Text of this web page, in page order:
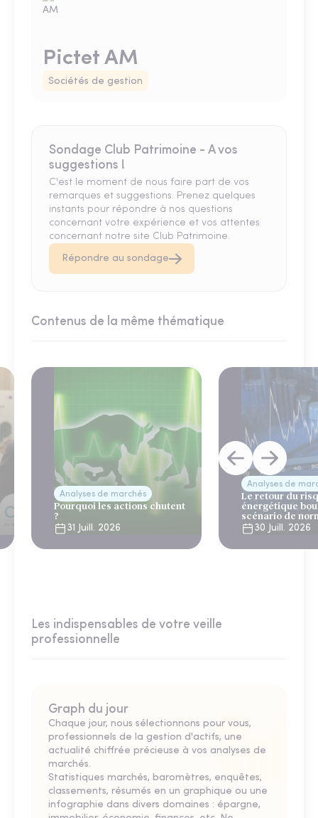
Pictet AM
Sociétés de gestion
Sondage Club Patrimoine - A vos
suggestions !
C'est le moment de nous faire part de vos
remarques et suggestions. Prenez quelques
instants pour répondre à nos questions
concernant votre expérience et vos attentes
concernant notre site Club Patrimoine.
Répondre au sondage
Contenus de la même thématique
Analyses de marchés
Pourquoi les actions chutent
?
31 Juill. 2026
Analyses de
Le retour du
énergétique
scénario de
30 Juill. 2026
Les indispensables de votre veille
professionnelle
Graph du jour
Chaque jour, nous sélectionnons pour vous,
professionnels de la gestion d'actifs, une
actualité chiffrée précieuse à vos analyses de
marchés.
Statistiques marchés, baromètres, enquêtes,
classements, résumés en un graphique ou une
infographie dans divers domaines : épargne,